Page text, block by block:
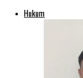
Hukum